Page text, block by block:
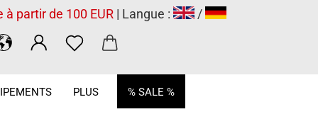
partir de 100 EUR | Langue : /
% SALE %
PLUS